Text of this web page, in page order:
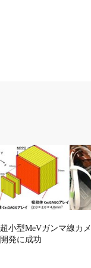
超小型MeVガンマ線カ
開発に成功